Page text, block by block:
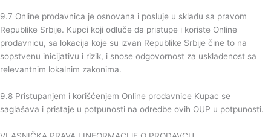
9.7 Online prodavnica je osnovana i posluje u skladu sa pravom
Republike Srbije. Kupci koji odluče da pristupe i koriste Online
prodavnicu, sa lokacija koje su izvan Republike Srbije čine to na
sopstvenu inicijativu i rizik, i snose odgovornost za usklađenost sa
relevantnim lokalnim zakonima.
9.8 Pristupanjem i korišćenjem Online prodavnice Kupac se
saglašava i pristaje u potpunosti na odredbe ovih OUP u potpunosti.